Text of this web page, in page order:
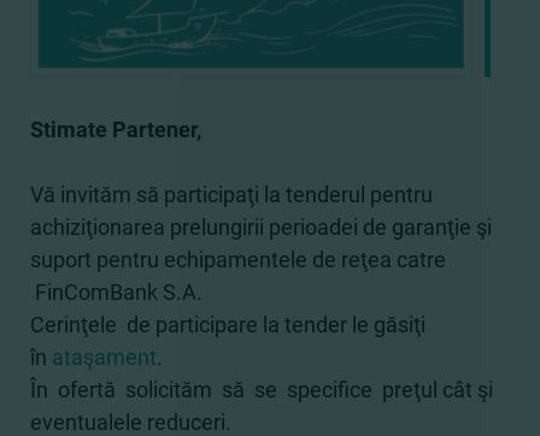
Stimate Partener,
Vă invităm să participaţi la tenderul pentru
achiziţionarea prelungirii perioadei de garanţie şi
suport pentru echipamentele de reţea catre
FinComBank S.A.
Cerinţele de participare la tender le găsiţi
în ataşament.
În ofertă solicităm să se specifice preţul cât şi
eventualele reduceri.